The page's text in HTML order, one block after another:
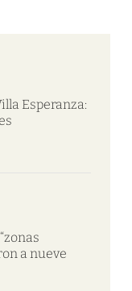
Esperanza:
a nueve